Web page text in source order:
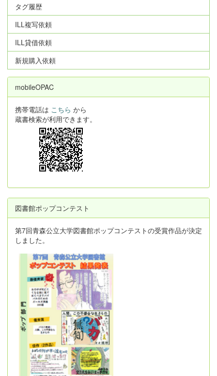
タグ履歴
ILL複写依頼
ILL貸借依頼
新規購入依頼
mobileOPAC
携帯電話は こちら から
蔵書検索が利用できます。
図書館ポップコンテスト
第7回青森公立大学図書館ポップコンテストの受賞作品が決定
しました。